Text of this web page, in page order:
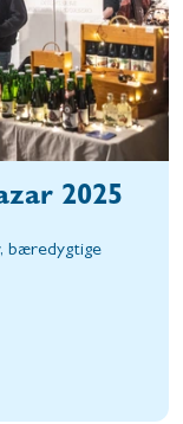
2025
bæredygtige